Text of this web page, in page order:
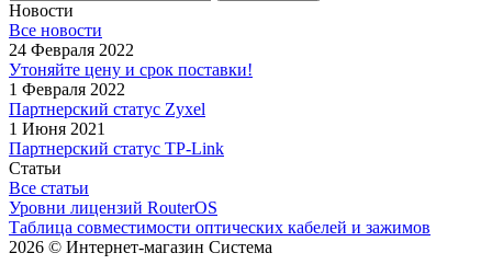
Новости
Все новости
24 Февраля 2022
Утоняйте цену и срок поставки!
1 Февраля 2022
Партнерский статус Zyxel
1 Июня 2021
Партнерский статус TP-Link
Статьи
Все статьи
Уровни лицензий RouterOS
Таблица совместимости оптических кабелей и зажимов
2026 © Интернет-магазин Система